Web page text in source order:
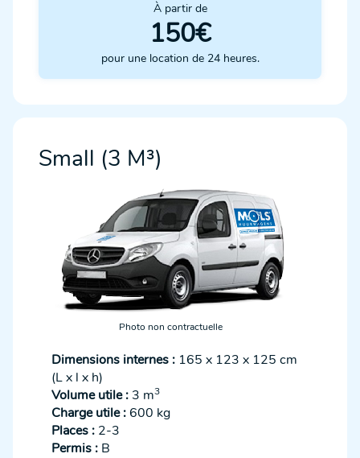
À partir de
150€
pour une location de 24 heures.
Small (3 M³)
Photo non contractuelle
Dimensions internes : 165 x 123 x 125 cm
(L x l x h)
Volume utile : 3 m3
Charge utile :600 kg
Places : 2-3
Permis : B